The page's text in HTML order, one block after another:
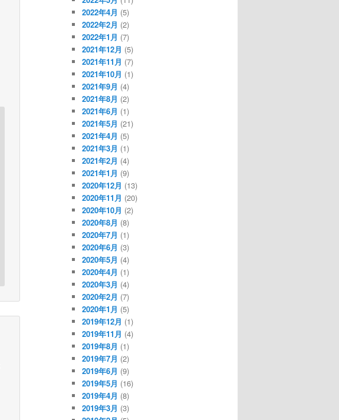
2022年4月 (5)
2022年2月 (2)
2022年1月 (7)
2021年12月 (5)
2021年11月 (7)
2021年10月 (1)
2021年9月 (4)
2021年8月 (2)
2021年6月 (1)
2021年5月 (21)
2021年4月 (5)
2021年3月 (1)
2021年2月 (4)
2021年1月 (9)
2020年12月 (13)
2020年11月 (20)
2020年10月 (2)
2020年8月 (8)
2020年7月 (1)
2020年6月 (3)
2020年5月 (4)
2020年4月 (1)
2020年3月 (4)
2020年2月 (7)
2020年1月 (5)
2019年12月 (1)
2019年11月 (4)
2019年8月 (1)
2019年7月 (2)
2019年6月 (9)
2019年5月 (16)
2019年4月 (8)
2019年3月 (3)